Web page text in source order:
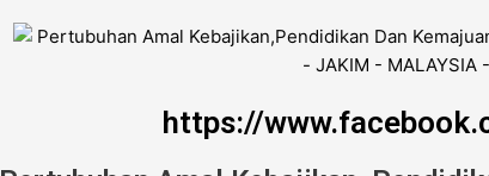
https://